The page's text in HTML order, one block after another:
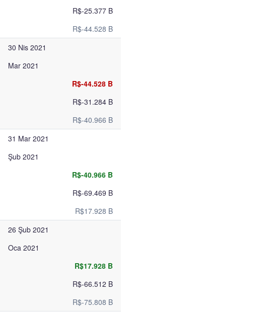
R$-25.377 B
R$-44.528 B
30 Nis 2021
Mar 2021
R$-44.528 B
R$-31.284 B
R$-40.966 B
31 Mar 2021
Şub 2021
R$-40.966 B
R$-69.469 B
R$17.928 B
26 Şub 2021
Oca 2021
R$17.928 B
R$-66.512 B
R$-75.808 B